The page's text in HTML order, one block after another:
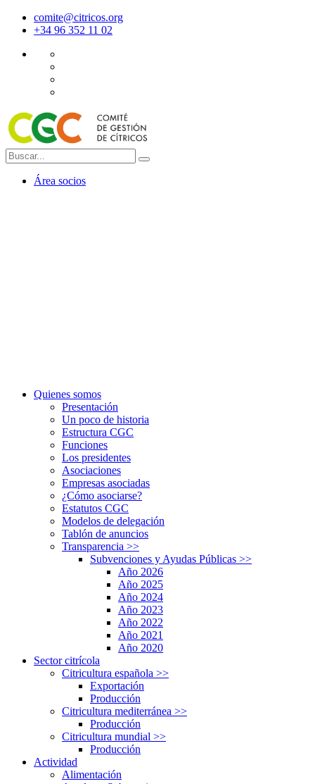
comite@citricos.org
+34 96 352 11 02
Área socios
Quienes somos
Presentación
Un poco de historia
Estructura CGC
Funciones
Los presidentes
Asociaciones
Empresas asociadas
¿Cómo asociarse?
Estatutos CGC
Modelos de delegación
Tablón de anuncios
Transparencia >>
Subvenciones y Ayudas Públicas >>
Año 2026
Año 2025
Año 2024
Año 2023
Año 2022
Año 2021
Año 2020
Sector citrícola
Citricultura española >>
Exportación
Producción
Citricultura mediterránea >>
Producción
Citricultura mundial >>
Producción
Actividad
Alimentación